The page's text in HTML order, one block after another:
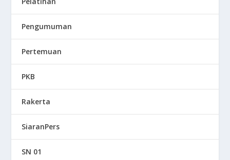
Pengumuman
Pertemuan
PKB
Rakerta
SiaranPers
SN 01